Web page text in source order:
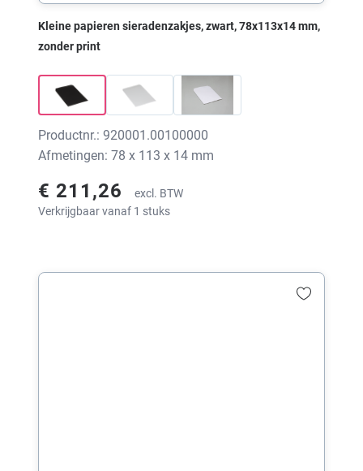
Kleine papieren sieradenzakjes, zwart, 78x113x14 mm,
zonder print
Productnr.: 920001.00100000
Afmetingen: 78 x 113 x 14 mm
€ 211,26
excl. BTW
Verkrijgbaar vanaf 1 stuks